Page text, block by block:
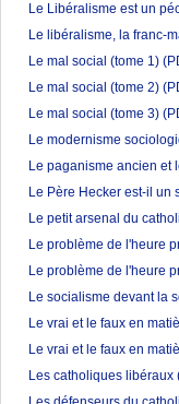
Le Libéralisme est un
Le libéralisme, la franc-
Le mal social (tome 1)
Le mal social (tome 2)
Le mal social (tome 3)
Le modernisme
Le paganisme ancien et
Le Père Hecker est-il un
Le petit arsenal du
Le problème de l'heure
Le problème de l'heure
Le socialisme devant la
Le vrai et le faux en
Le vrai et le faux en
Les catholiques libéraux